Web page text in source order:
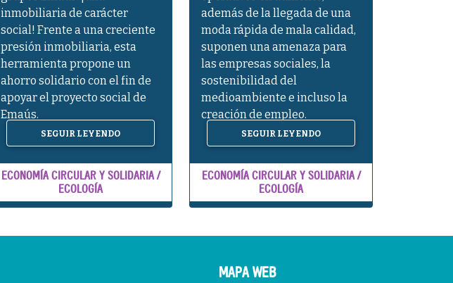
inmobiliaria de carácter
social! Frente a una creciente
presión inmobiliaria, esta
herramienta propone un
ahorro solidario con el fin de
apoyar el proyecto social de
Emaús.
SEGUIR LEYENDO
ECONOMÍA CIRCULAR Y SOLIDARIA /
ECOLOGÍA
además de la llegada de una
moda rápida de mala calidad,
suponen una amenaza para
las empresas sociales, la
sostenibilidad del
medioambiente e incluso la
creación de empleo.
SEGUIR LEYENDO
ECONOMÍA CIRCULAR Y SOLIDARIA /
ECOLOGÍA
MAPA WEB